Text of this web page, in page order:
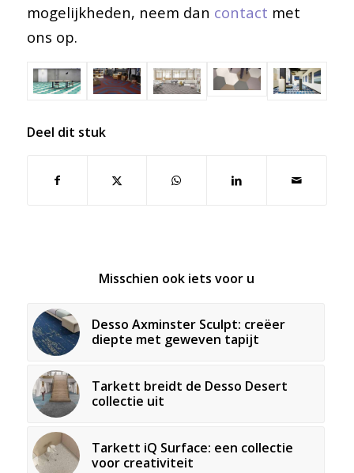
mogelijkheden, neem dan contact met
ons op.
Deel dit stuk
Misschien ook iets voor u
Desso Axminster Sculpt: creëer
diepte met geweven tapijt
Tarkett breidt de Desso Desert
collectie uit
Tarkett iQ Surface: een collectie
voor creativiteit